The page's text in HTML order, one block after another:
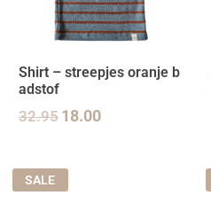
Shirt – streepjes oranje b
adstof
32.95 18.00
SALE